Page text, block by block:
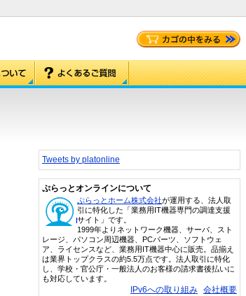
Tweets by platonline
ぷらっとオンラインについて
ぷらっとホーム株式会社が運用する、法人取
引に特化した「業務用IT機器専門の調達支援
サイト」です。
1999年よりネットワーク機器、サーバ、スト
レージ、パソコン周辺機器、PCパーツ、ソフトウェ
ア、ライセンスなど、業務用IT機器中心に販売。品揃え
は業界トップクラスの約5.5万点です。法人取引に特化
し、学校・官公庁・一般法人のお客様の請求書後払いに
も対応しています。
IPv6への取り組み 会社概要